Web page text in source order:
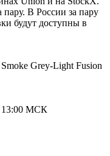
пару. В России за пару
будут доступны в
Grey-Light Fusion
13:00 МСК